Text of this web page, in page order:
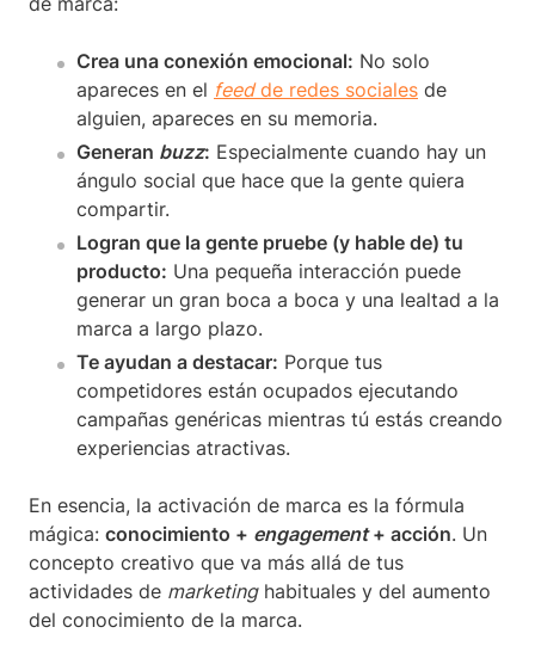
Crea una conexión emocional: No solo
apareces en el feedde redes sociales de
alguien, apareces en su memoria.
Generan buzz: Especialmente cuando hay un
ángulo social que hace que la gente quiera
compartir.
Logran que la gente pruebe (y hable de) tu
producto: Una pequeña interacción puede
generar un gran boca a boca y una lealtad a la
marca a largo plazo.
Te ayudan a destacar: Porque tus
competidores están ocupados ejecutando
campañas genéricas mientras tú estás creando
experiencias atractivas.
En esencia, la activación de marca es la fórmula
mágica: conocimiento + engagement+ acción. Un
concepto creativo que va más allá de tus
actividades de marketinghabituales y del aumento
del conocimiento de la marca.